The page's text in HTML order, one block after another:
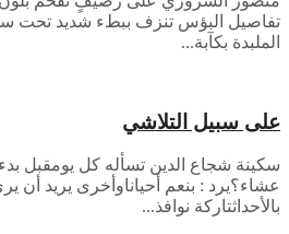
تفاصيل البؤس تنزف ببطء شديد تحت
الملبدة بكآبة...
على سبيل التلاشي
سكينة شجاع الدين تسأله كل يومقبل
عشاء؟يرد : بنعم أحياناوأخرى يريد أن
بالأحداثتاركة نوافذ...